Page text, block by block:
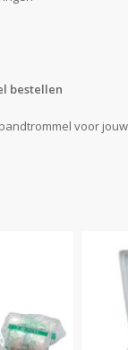
bestellen
voor